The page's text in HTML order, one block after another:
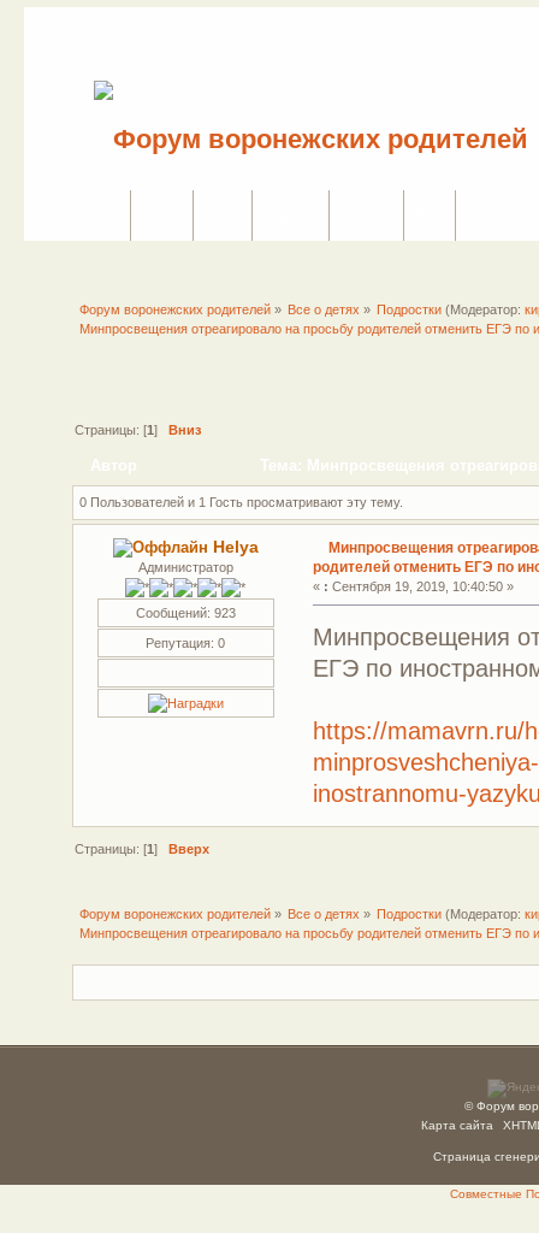
Форум воронежских родителей» Все о детях » Подростки (Модератор:
Минпросвещения отреагировало на просьбу родителей отменить ЕГЭ по
Страницы: [1 ] Вниз
Автор
Тема: Минпросвещения
(Прочитано 7480 раз)
0 Пользователей и 1 Гость просматривают эту тему.
Helya
Администратор
Сообщений: 923
Репутация: 0
Минпросвещения
родителей отменить ЕГЭ по
« : Сентября 19, 2019, 10:40:50 »
Минпросвещения
ЕГЭ по
https://mamavrn.ru/
inostrannomu-
Страницы: [1] Вверх
Форум воронежских родителей» Все о детях » Подростки (Модератор:
Минпросвещения отреагировало на просьбу родителей отменить ЕГЭ по
© Форум
Карта сайта
Страница
Совместные